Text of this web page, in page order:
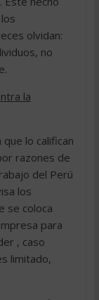
olvidan:
no
la
lo califican
razones de
del Perú
los
se coloca
para
, caso
limitado,